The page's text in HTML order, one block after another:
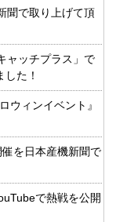
聞で取り上げて頂
ャッチプラス」で
た！
ウィンイベント』
を日本産機新聞で
で熱戦を公開